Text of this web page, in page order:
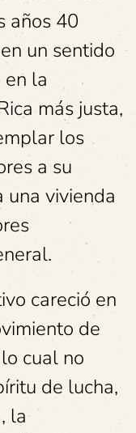
años 40
un sentido
la
más justa,
los
a su
una vivienda
careció en
de
cual no
de lucha,
la